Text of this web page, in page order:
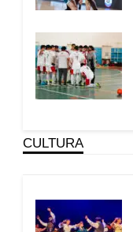
CULTURA